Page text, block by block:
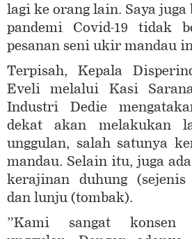
lagi ke orang lain. Saya
pandemi Covid-19 tidak
pesanan seni ukir mandau
Terpisah, Kepala
Eveli melalui Kasi
Industri Dedie
dekat akan melakukan
unggulan, salah satunya
mandau. Selain itu, juga
kerajinan duhung (sejenis
dan lunju (tombak).
”Kami sangat